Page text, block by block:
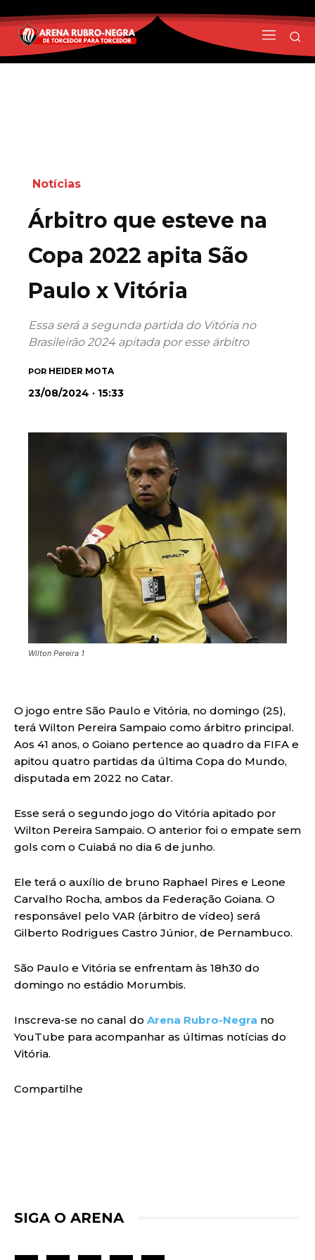
Notícias
Árbitro que esteve na
Copa 2022 apita São
Paulo x Vitória
Essa será a segunda partida do Vitória no
Brasileirão 2024 apitada por esse árbitro
POR HEIDER MOTA
23/08/2024 · 15:33
Wilton Pereira 1
O jogo entre São Paulo e Vitória, no domingo (25),
terá Wilton Pereira Sampaio como árbitro principal.
Aos 41 anos, o Goiano pertence ao quadro da FIFA e
apitou quatro partidas da última Copa do Mundo,
disputada em 2022 no Catar.
Esse será o segundo jogo do Vitória apitado por
Wilton Pereira Sampaio. O anterior foi o empate sem
gols com o Cuiabá no dia 6 de junho.
Ele terá o auxílio de bruno Raphael Pires e Leone
Carvalho Rocha, ambos da Federação Goiana. O
responsável pelo VAR (árbitro de vídeo) será
Gilberto Rodrigues Castro Júnior, de Pernambuco.
São Paulo e Vitória se enfrentam às 18h30 do
domingo no estádio Morumbis.
Inscreva-se no canal do Arena Rubro-Negra no
YouTube para acompanhar as últimas notícias do
Vitória.
Compartilhe
SIGA O ARENA